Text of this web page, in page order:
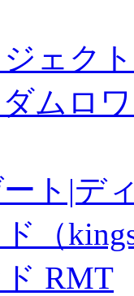
ジェク
ムロ
ト|デ
（
RMT